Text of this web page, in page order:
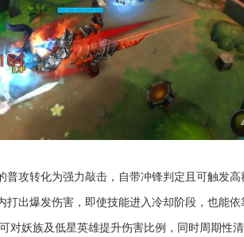
普攻转化为强力敲击，自带冲锋判定且可触发
打出爆发伤害，即使技能进入冷却阶段，也能
对妖族及低星英雄提升伤害比例，同时周期性